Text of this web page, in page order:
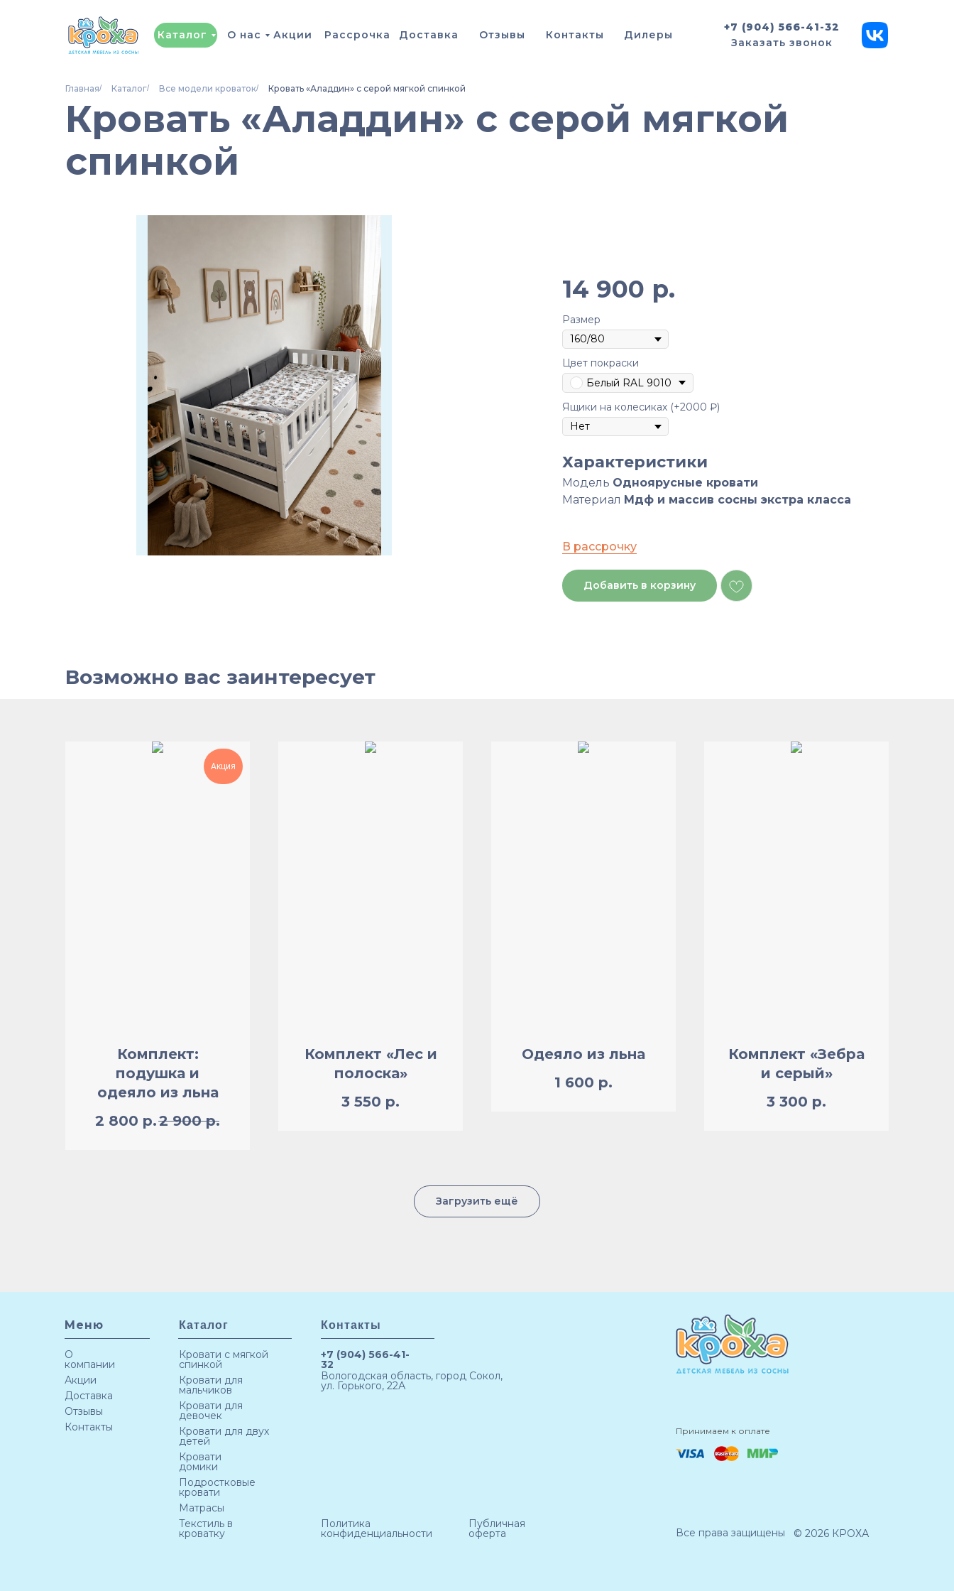
О нас Акции Рассрочка Доставка Отзывы Контакты Дилеры
Каталог
+7 (904) 566-41-32
Заказать звонок
Главная/ Каталог/ Все модели кроваток/ Кровать «Аладдин» с серой мягкой спинкой
Кровать «Аладдин» с серой мягкой
спинкой
14 900 р.
Размер
Цвет покраски
Белый RAL 9010
Ящики на колесиках (+2000 ₽)
Характеристики
Модель Одноярусные кровати
Материал Мдф и массив сосны экстра класса
В рассрочку
Добавить в корзину
Возможно вас заинтересует
Акция
Комплект:
подушка и
одеяло из льна
2 800 р.2 900 р.
Комплект «Лес и
полоска»
3 550 р.
Одеяло из льна
1 600 р.
Комплект «Зебра
и серый»
3 300 р.
Загрузить ещё
Каталог Контакты
Принимаем к оплате
© 2026 КРОХА
+7 (904) 566-41-
32
Вологодская область, город Сокол,
ул. Горького, 22А
Кровати с мягкой
спинкой
Кровати для
мальчиков
Кровати для
девочек
Кровати для двух
детей
Подростковые
кровати
Кровати
домики
Матрасы
Текстиль в
кроватку
Меню
Политика
конфиденциальности
О
компании
Публичная
оферта Все права защищены
Акции
Доставка
Отзывы
Контакты